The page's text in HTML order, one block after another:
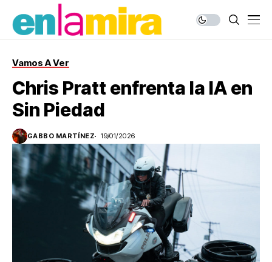
Vamos A Ver
Chris Pratt enfrenta la IA en
Sin Piedad
GABBO MARTÍNEZ 19/01/2026